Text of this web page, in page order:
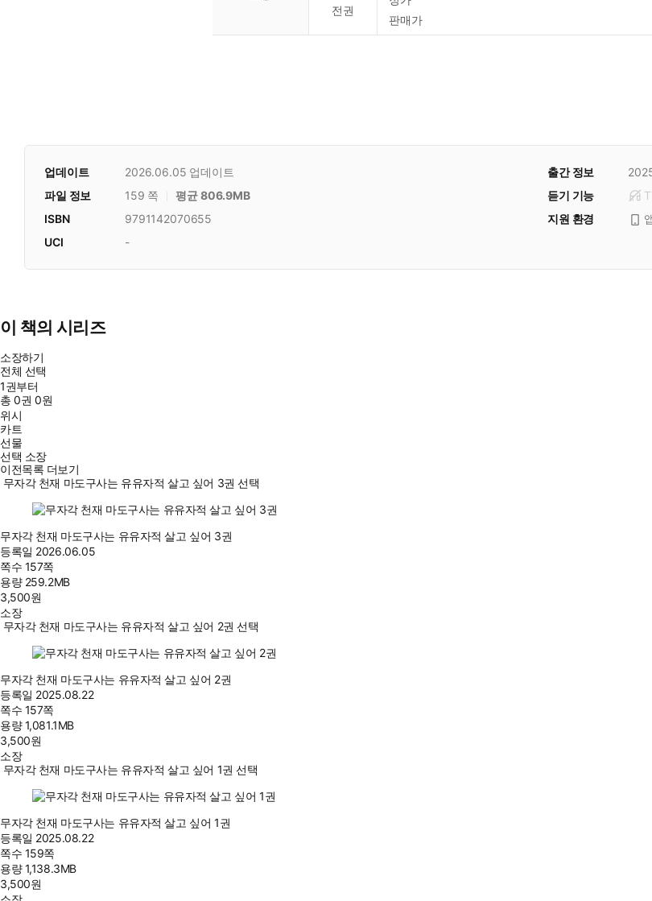
전권
판매가
업데이트 2026.06.05 업데이트 출간 정보
듣기 기능
파일 정보 159 쪽
평균 806.9MB
지원 환경
ISBN
9791142070655
UCI
-
이 책의 시리즈
소장하기
전체 선택
1권부터
총0권 0원
위시
카트
선물
선택 소장
이전목록 더보기
무자각 천재 마도구사는 유유자적 살고 싶어 3권 선택
무자각 천재 마도구사는 유유자적 살고 싶어 3권
등록일 2026.06.05
쪽수 157쪽
용량 259.2MB
3,500원
소장
무자각 천재 마도구사는 유유자적 살고 싶어 2권 선택
무자각 천재 마도구사는 유유자적 살고 싶어 2권
등록일 2025.08.22
쪽수 157쪽
용량1,081.1MB
3,500원
소장
무자각 천재 마도구사는 유유자적 살고 싶어 1권 선택
무자각 천재 마도구사는 유유자적 살고 싶어 1권
등록일 2025.08.22
쪽수 159쪽
용량1,138.3MB
3,500원